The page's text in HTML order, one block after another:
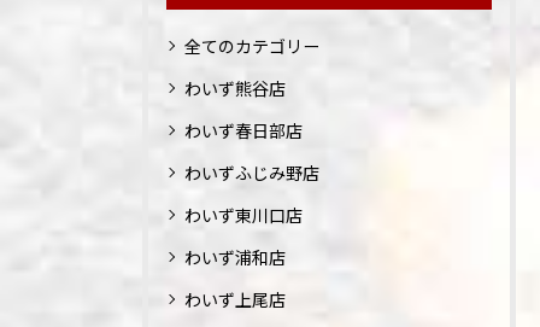
全てのカテゴリー
わいず熊谷店
わいず春日部店
わいずふじみ野店
わいず東川口店
わいず浦和店
わいず上尾店